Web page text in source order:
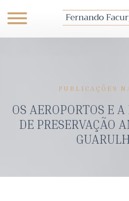
PUBLICAÇÕES
OS AEROPORTOS E
DE PRESERVAÇÃO